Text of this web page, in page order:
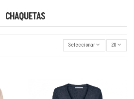
CHAQUETAS
Seleccionar 20